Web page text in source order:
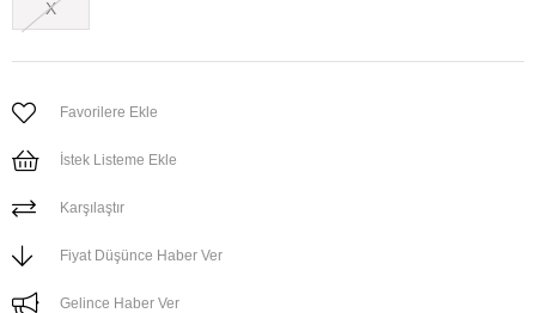
X
Favorilere Ekle
İstek Listeme Ekle
Karşılaştır
Fiyat Düşünce Haber Ver
Gelince Haber Ver